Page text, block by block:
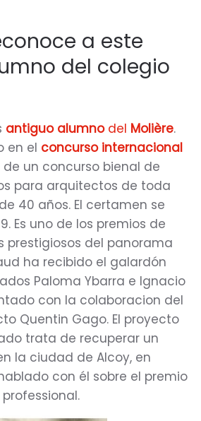
a este
del colegio
antiguo alumnodel Molière.
en el concurso internacional
de un concurso bienal de
para arquitectos de toda
40 años. El certamen se
Es uno de los premios de
prestigiosos del panorama
ha recibido el galardón
Paloma Ybarra e Ignacio
con la colaboracion del
Quentin Gago. El proyecto
trata de recuperar un
la ciudad de Alcoy, en
con él sobre el premio